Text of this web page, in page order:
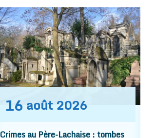
16 août 2026
Crimes au Père-Lachaise : tombes